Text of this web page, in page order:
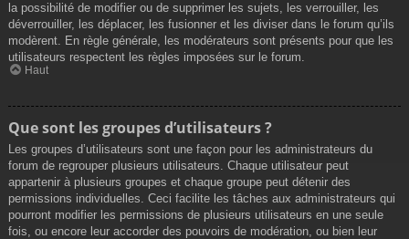
la possibilité de modifier ou de supprimer les sujets, les verrouiller, les
déverrouiller, les déplacer, les fusionner et les diviser dans le forum qu’ils
modèrent. En règle générale, les modérateurs sont présents pour que les
utilisateurs respectent les règles imposées sur le forum.
Haut
Que sont les groupes d’utilisateurs ?
Les groupes d’utilisateurs sont une façon pour les administrateurs du
forum de regrouper plusieurs utilisateurs. Chaque utilisateur peut
appartenir à plusieurs groupes et chaque groupe peut détenir des
permissions individuelles. Ceci facilite les tâches aux administrateurs qui
pourront modifier les permissions de plusieurs utilisateurs en une seule
fois, ou encore leur accorder des pouvoirs de modération, ou bien leur